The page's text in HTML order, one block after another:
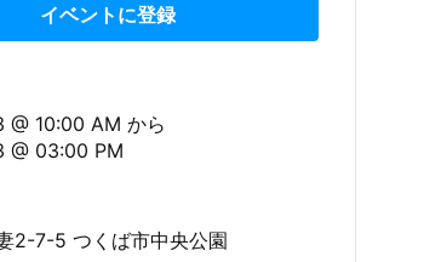
イベントに登録
@ 10:00 AM から
@ 03:00 PM
2-7-5 つくば市中央公園